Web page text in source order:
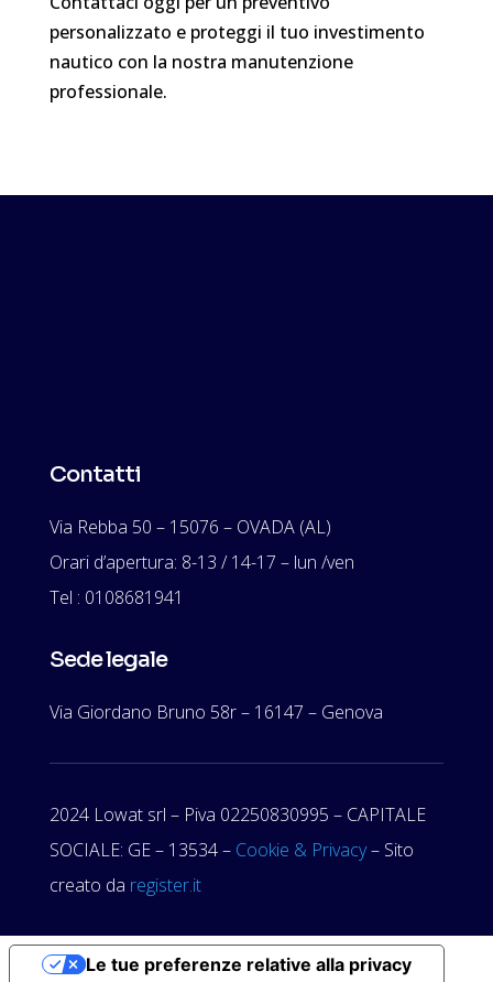
personalizzato e proteggi il tuo investimento
nautico con la nostra manutenzione
professionale.
Contatti
Via Rebba 50 – 15076 – OVADA (AL)
Orari d’apertura: 8-13 / 14-17 – lun /ven
Tel : 0108681941
Sede legale
Via Giordano Bruno 58r – 16147 – Genova
2024 Lowat srl – Piva 02250830995 – CAPITALE
SOCIALE: GE – 13534 – Cookie & Privacy– Sito
creato da register.it
Le tue preferenze relative alla privacy